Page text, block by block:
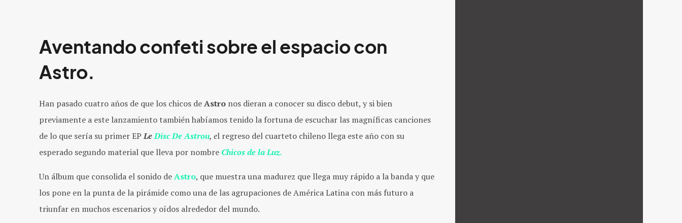
Aventando confeti sobre el espacio con
Astro.
Han pasado cuatro años de que los chicos deAstro nos dieran a conocer su disco debut, y si bien
previamente a este lanzamiento también habíamos tenido la fortuna de escuchar las magníficas canciones
de lo que sería su primer EPLeDisc De Astrou, el regreso del cuarteto chileno llega este año con su
esperado segundo material que lleva por nombre Chicos de la Luz.
Un álbum que consolida el sonido deAstro, que muestra una madurez que llega muy rápido a la banda y que
los pone en la punta de la pirámide como una de las agrupaciones de América Latina con más futuro a
triunfar en muchos escenarios y oídos alrededor del mundo.